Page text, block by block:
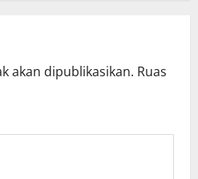
akan dipublikasikan. Ruas